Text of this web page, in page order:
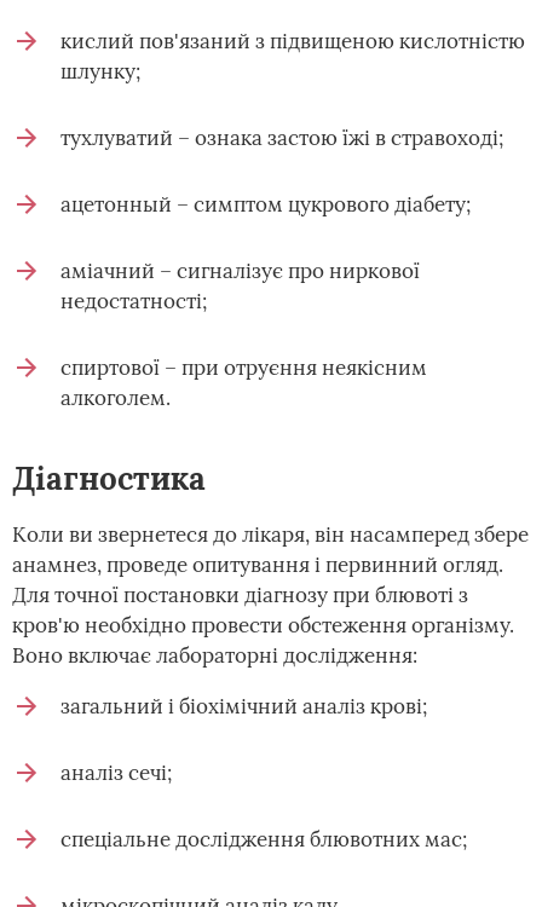
кислий пов'язаний з підвищеною кислотністю
шлунку;
тухлуватий – ознака застою їжі в стравоході;
ацетонный – симптом цукрового діабету;
аміачний – сигналізує про ниркової
недостатності;
спиртової – при отруєння неякісним
алкоголем.
Діагностика
Коли ви звернетеся до лікаря, він насамперед збере
анамнез, проведе опитування і первинний огляд.
Для точної постановки діагнозу при блювоті з
кров'ю необхідно провести обстеження організму.
Воно включає лабораторні дослідження:
загальний і біохімічний аналіз крові;
аналіз сечі;
спеціальне дослідження блювотних мас;